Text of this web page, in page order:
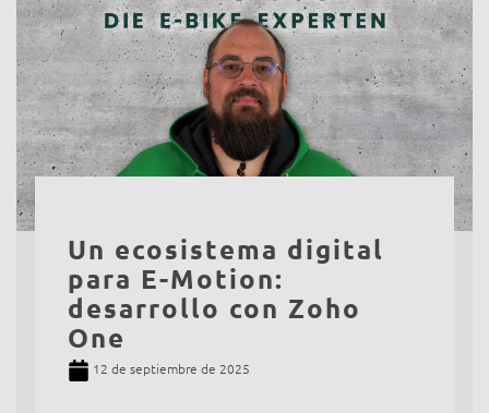
Un ecosistema digital
para E-Motion:
desarrollo con Zoho
One
12 de septiembre de 2025